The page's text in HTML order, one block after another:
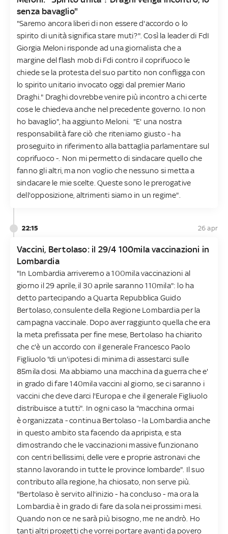
senza bavaglio"
"Saremo ancora liberi di non essere d'accordo o lo
spirito di unità significa stare muti?". Così la leader di FdI
Giorgia Meloni risponde ad una giornalista che a
margine del flash mob di Fdi contro il coprifuoco le
chiede se la protesta del suo partito non confligga con
lo spirito unitario invocato oggi dal premier Mario
Draghi." Draghi dovrebbe venire più incontro a chi certe
cose le chiedeva anche nel precedente governo. Io non
ho bavaglio", ha aggiunto Meloni. "E' una nostra
responsabilità fare ciò che riteniamo giusto - ha
proseguito in riferimento alla battaglia parlamentare sul
coprifuoco -. Non mi permetto di sindacare quello che
fanno gli altri, ma non voglio che nessuno si metta a
sindacare le mie scelte. Queste sono le prerogative
dell'opposizione, altrimenti siamo in un regime".
22:15 26 apr
Vaccini, Bertolaso: il 29/4 100mila vaccinazioni in
Lombardia
"In Lombardia arriveremo a 100mila vaccinazioni al
giorno il 29 aprile, il 30 aprile saranno 110mila": lo ha
detto partecipando a Quarta Repubblica Guido
Bertolaso, consulente della Regione Lombardia per la
campagna vaccinale. Dopo aver raggiunto quella che era
la meta prefissata per fine mese, Bertolaso ha chiarito
che c'è un accordo con il generale Francesco Paolo
Figliuolo "di un'ipotesi di minima di assestarci sulle
85mila dosi. Ma abbiamo una macchina da guerra che e'
in grado di fare 140mila vaccini al giorno, se ci saranno i
vaccini che deve darci l'Europa e che il generale Figliuolo
distribuisce a tutti". In ogni caso la "macchina ormai
è organizzata - continua Bertolaso - la Lombardia anche
in questo ambito sta facendo da apripista, e sta
dimostrando che le vaccinazioni massive funzionano
con centri bellissimi, delle vere e proprie astronavi che
stanno lavorando in tutte le province lombarde". Il suo
contributo alla regione, ha chiosato, non serve più.
"Bertolaso è servito all'inizio - ha concluso - ma ora la
Lombardia è in grado di fare da sola nei prossimi mesi.
Quando non ce ne sarà più bisogno, me ne andrò. Ho
tanti altri progetti che vorrei portare avanti da povero